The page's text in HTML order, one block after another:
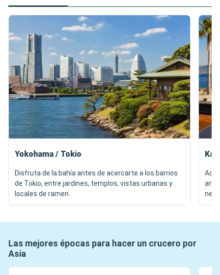
Yokohama / Tokio
Disfruta de la bahía antes de acercarte a los barrios
de Tokio, entre jardines, templos, vistas urbanas y
locales de ramen.
Las mejores épocas para hacer un crucero por
Asia